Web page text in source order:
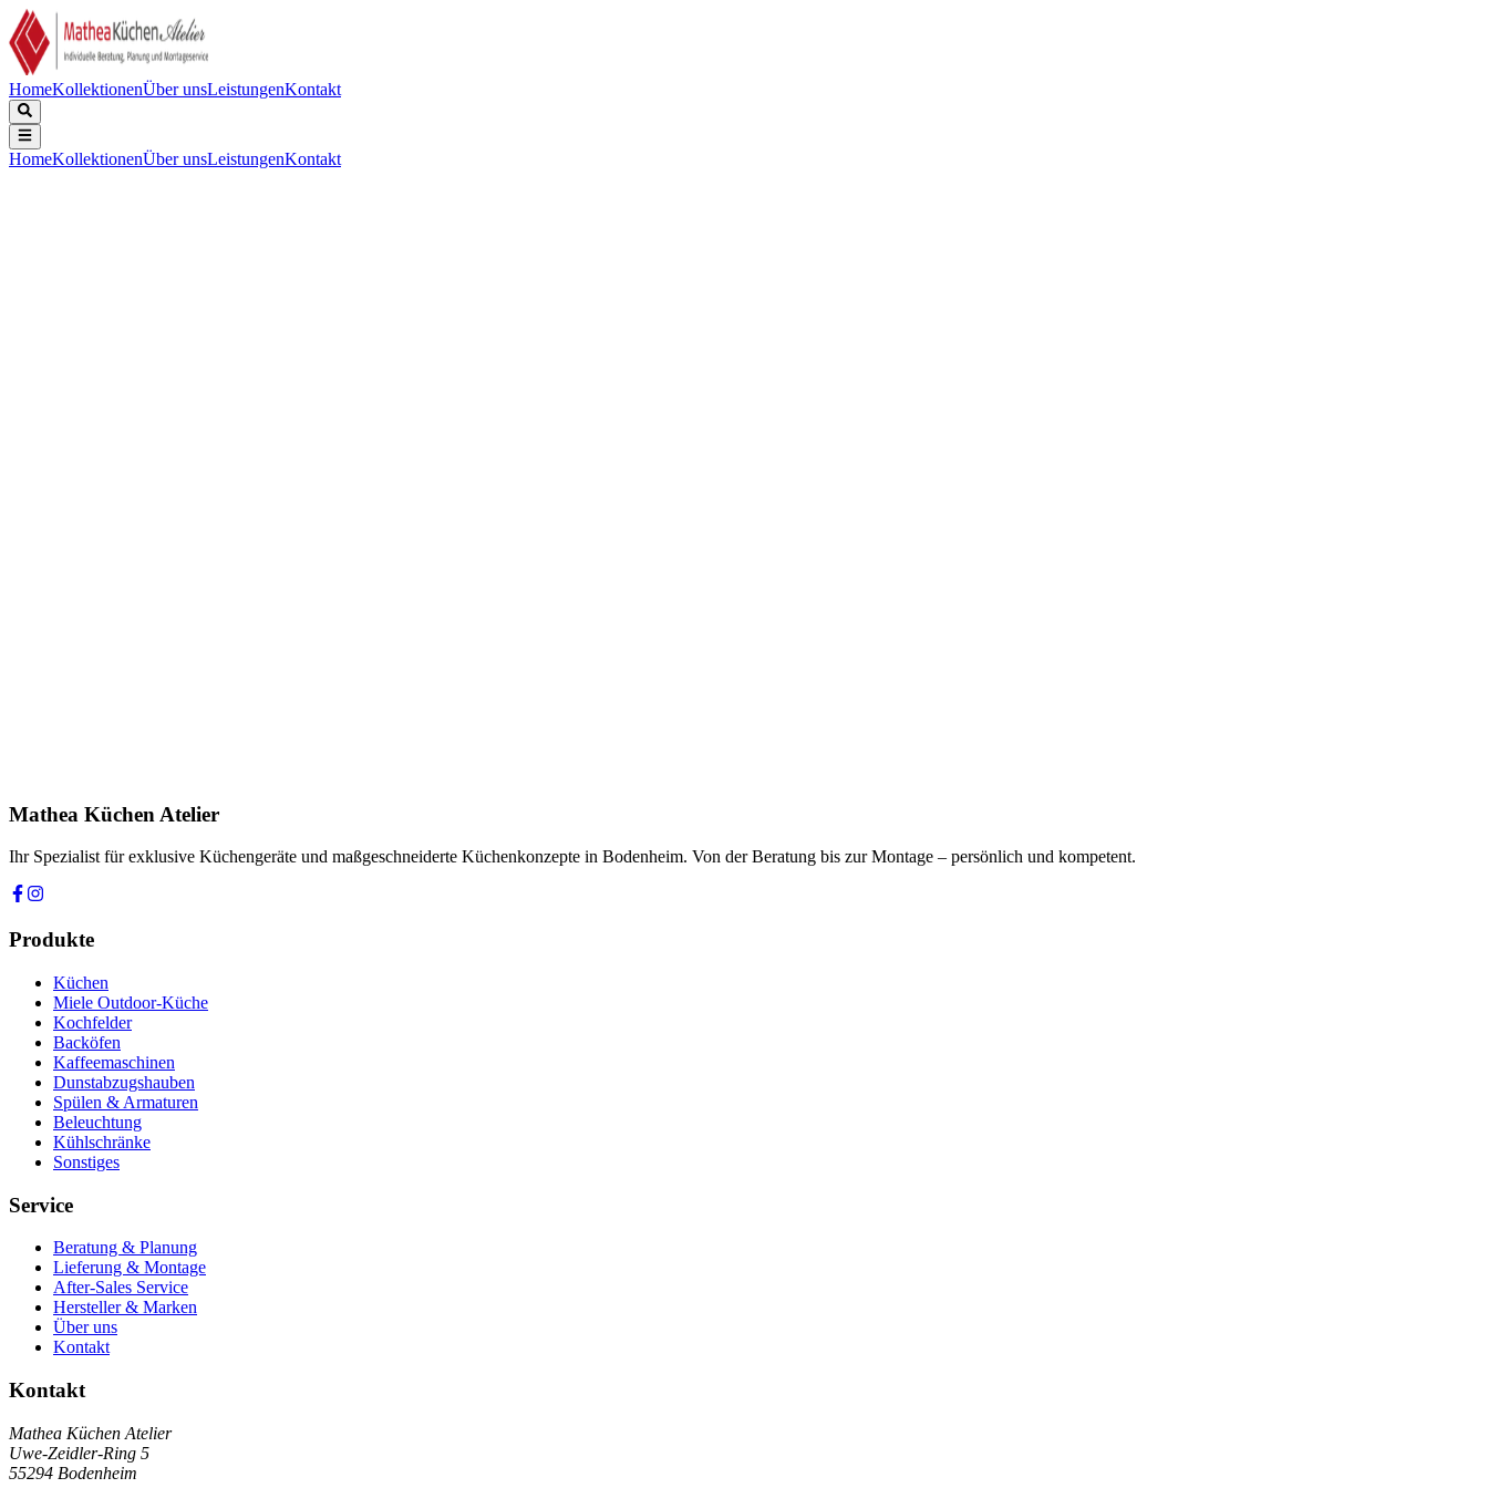
HomeKollektionenÜber unsLeistungenKontakt
HomeKollektionenÜber unsLeistungenKontakt
Ich stimme zu, dass meine Angaben zur Kontaktaufnahme und für Rückfragen dauerhaft gespeichert werden. Die
Anfrage absenden
Mathea Küchen Atelier
Ihr Spezialist für exklusive Küchengeräte und maßgeschneiderte Küchenkonzepte in Bodenheim. Von der Beratung bis zur Montage – persönlich und kompetent.
Produkte
Küchen
Miele Outdoor-Küche
Kochfelder
Backöfen
Kaffeemaschinen
Dunstabzugshauben
Spülen & Armaturen
Beleuchtung
Kühlschränke
Sonstiges
Service
Beratung & Planung
Lieferung & Montage
After-Sales Service
Hersteller & Marken
Über uns
Kontakt
Kontakt
Mathea Küchen Atelier
Uwe-Zeidler-Ring 5
55294 Bodenheim